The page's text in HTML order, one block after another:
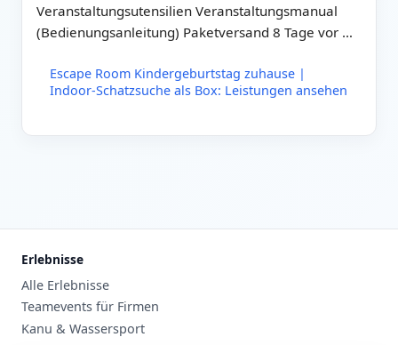
Veranstaltungsutensilien Veranstaltungsmanual
(Bedienungsanleitung) Paketversand 8 Tage vor …
Escape Room Kindergeburtstag zuhause |
Indoor-Schatzsuche als Box: Leistungen ansehen
Erlebnisse
Alle Erlebnisse
Teamevents für Firmen
Kanu & Wassersport